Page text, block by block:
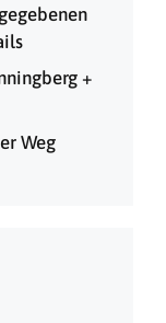
+
Weg